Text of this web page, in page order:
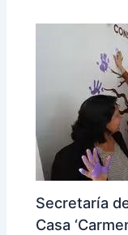
Secretaría
Casa